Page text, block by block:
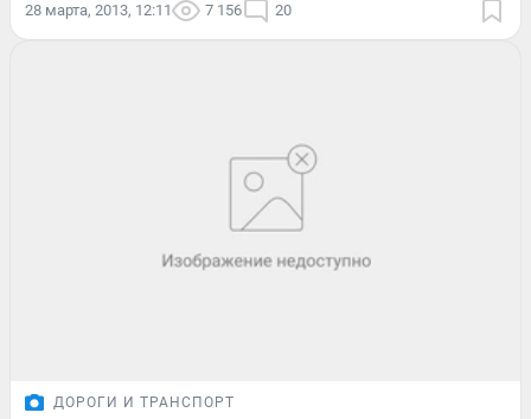
28 марта, 2013, 12:11 7 156 20
ДОРОГИ И ТРАНСПОРТ